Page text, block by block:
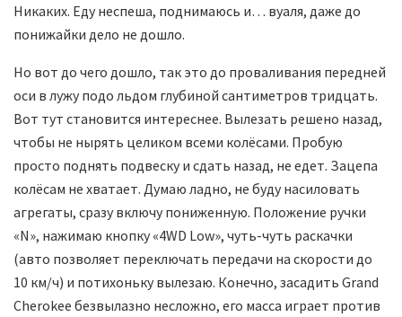
Никаких. Еду неспеша, поднимаюсь и… вуаля, даже до
понижайки дело не дошло.
Но вот до чего дошло, так это до проваливания передней
оси в лужу подо льдом глубиной сантиметров тридцать.
Вот тут становится интереснее. Вылезать решено назад,
чтобы не нырять целиком всеми колёсами. Пробую
просто поднять подвеску и сдать назад, не едет. Зацепа
колёсам не хватает. Думаю ладно, не буду насиловать
агрегаты, сразу включу пониженную. Положение ручки
«N», нажимаю кнопку «4WD Low», чуть-чуть раскачки
(авто позволяет переключать передачи на скорости до
10 км/ч) и потихоньку вылезаю. Конечно, засадить Grand
Cherokee безвылазно несложно, его масса играет против